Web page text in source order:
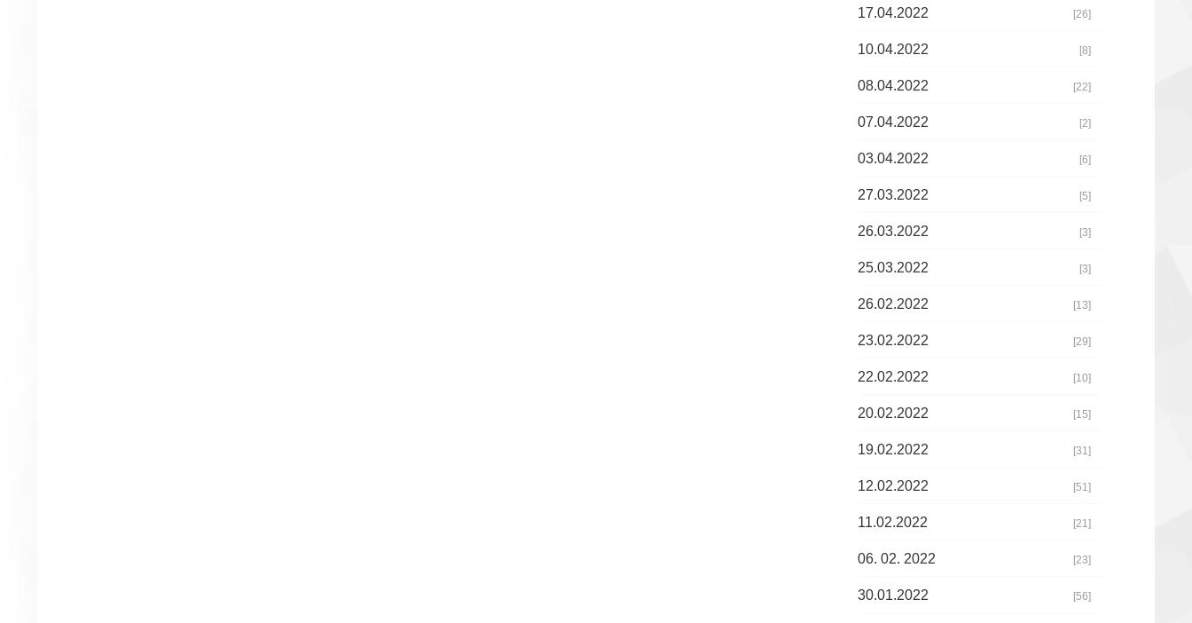
17.04.2022 [26]
10.04.2022 [8]
08.04.2022 [22]
07.04.2022 [2]
03.04.2022 [6]
27.03.2022 [5]
26.03.2022 [3]
25.03.2022 [3]
26.02.2022 [13]
23.02.2022 [29]
22.02.2022 [10]
20.02.2022 [15]
19.02.2022 [31]
12.02.2022 [51]
11.02.2022 [21]
06. 02. 2022 [23]
30.01.2022 [56]